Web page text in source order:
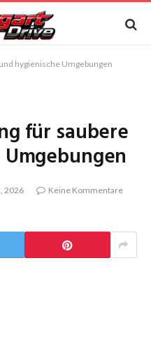
hygienische Umgebungen
für saubere
2026
Keine Kommentare